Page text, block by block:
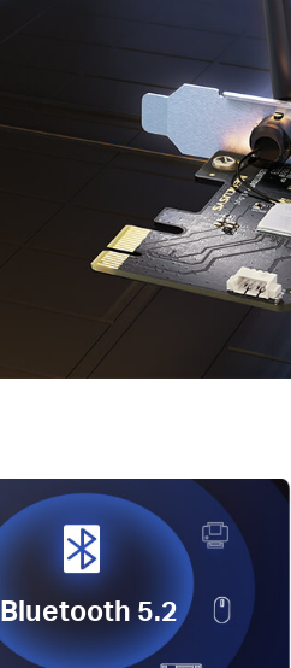
Bluetooth 5.2